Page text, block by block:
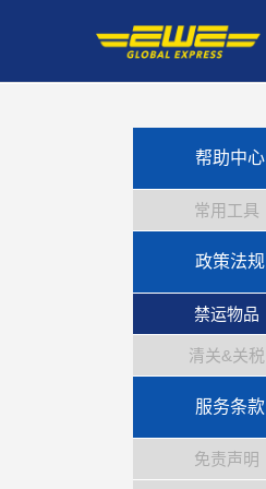
帮助中心
常用工具
政策法规
禁运物品
清关&关税
服务条款
免责声明